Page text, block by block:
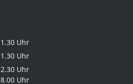
Uhr
Uhr
Uhr
Uhr